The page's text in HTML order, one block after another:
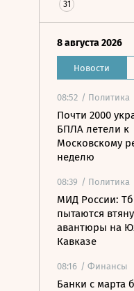
31
8 августа 2026
Новости
08:52 / Политика
Почти 2000
БПЛА летели к
Московскому
неделю
08:39 / Политика
МИД России:
пытаются
авантюры на
Кавказе
08:16 / Финансы
Банки с марта